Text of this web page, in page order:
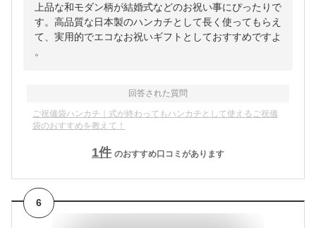
上品な和モダン柄が結婚式などのお祝い事にぴったりで
す。高品質な日本製のハンカチとして長く使ってもらえ
て、実用的でエコなお祝いギフトとしておすすめですよ
。
回答された質問
ご祝儀袋ハンカチ｜式が終わってもハンカチとして使えるご祝儀
袋のおすすめを教えて！
1件 のおすすめ口コミがあります
6